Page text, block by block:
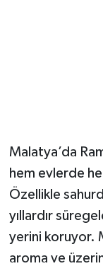
Malatya’da
hem evlerde
Özellikle
yıllardır
yerini koruyor.
aroma ve